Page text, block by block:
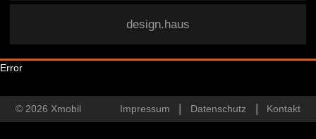
design.haus
Error
© 2026 Xmobil Impressum Datenschutz Kontakt